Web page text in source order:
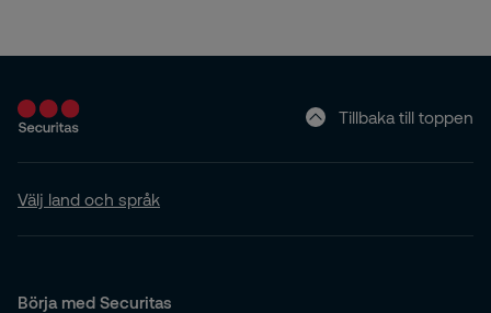
Tillbaka till toppen
Välj land och språk
Börja med Securitas